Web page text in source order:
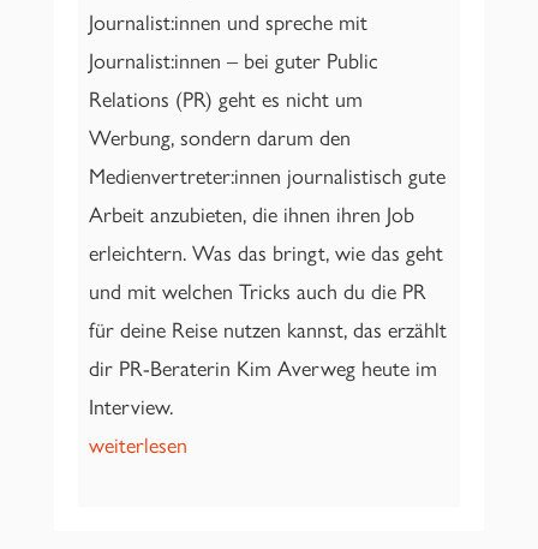
Journalist:innen und spreche mit
Journalist:innen – bei guter Public
Relations (PR) geht es nicht um
Werbung, sondern darum den
Medienvertreter:innen journalistisch gute
Arbeit anzubieten, die ihnen ihren Job
erleichtern. Was das bringt, wie das geht
und mit welchen Tricks auch du die PR
für deine Reise nutzen kannst, das erzählt
dir PR-Beraterin Kim Averweg heute im
Interview.
weiterlesen